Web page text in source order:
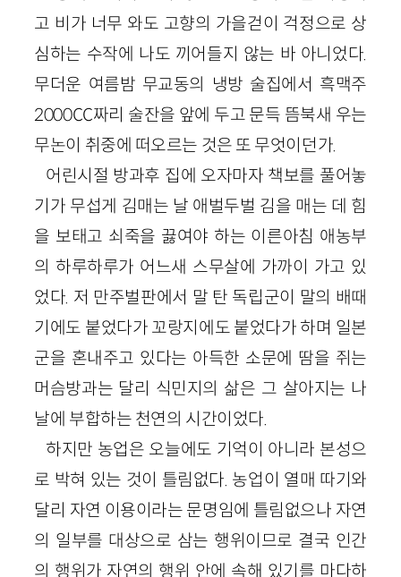
고 비가 너무 와도 고향의 가을걷이 걱정으로 상
심하는 수작에 나도 끼어들지 않는 바 아니었다.
무더운 여름밤 무교동의 냉방 술집에서 흑맥주
2000CC짜리 술잔을 앞에 두고 문득 뜸북새 우는
무논이 취중에 떠오르는 것은 또 무엇이던가.
어린시절 방과후 집에 오자마자 책보를 풀어놓
기가 무섭게 김매는 날 애벌두벌 김을 매는 데 힘
을 보태고 쇠죽을 끓여야 하는 이른아침 애농부
의 하루하루가 어느새 스무살에 가까이 가고 있
었다. 저 만주벌판에서 말 탄 독립군이 말의 배때
기에도 붙었다가 꼬랑지에도 붙었다가 하며 일본
군을 혼내주고 있다는 아득한 소문에 땀을 쥐는
머슴방과는 달리 식민지의 삶은 그 살아지는 나
날에 부합하는 천연의 시간이었다.
하지만 농업은 오늘에도 기억이 아니라 본성으
로 박혀 있는 것이 틀림없다. 농업이 열매 따기와
달리 자연 이용이라는 문명임에 틀림없으나 자연
의 일부를 대상으로 삼는 행위이므로 결국 인간
의 행위가 자연의 행위 안에 속해 있기를 마다하